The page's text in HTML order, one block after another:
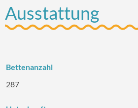
Ausstattung
Bettenanzahl
287